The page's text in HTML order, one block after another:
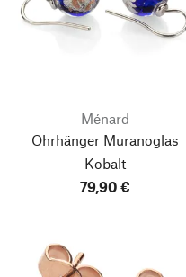
Ménard
Ohrhänger Muranoglas
Kobalt
79,90 €